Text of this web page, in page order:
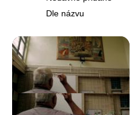
Dle názvu